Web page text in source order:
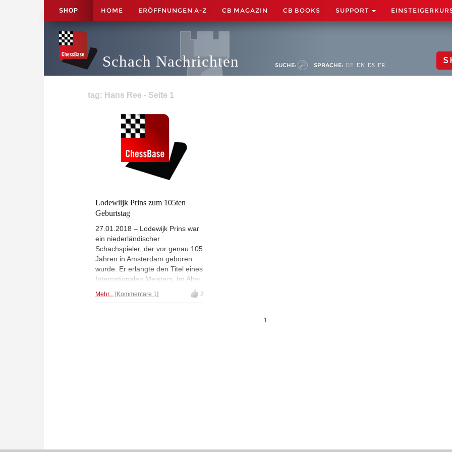
SHOP HOME ERÖFFNUNGEN A-Z CB MAGAZIN CB BOOKS SUPPORT
Schach Nachrichten SUCHE: SPRACHE: DE EN ES FR
tag: Hans Ree - Seite 1
Lodewiijk Prins zum 105ten
Geburtstag
27.01.2018 – Lodewijk Prins war
ein niederländischer
Schachspieler, der vor genau 105
Jahren in Amsterdam geboren
wurde. Er erlangte den Titel eines
Internationalen Meisters. Im Alter
Ehrengroßmeister ernannt. Prins
Mehr... Kommentare 1 2
1